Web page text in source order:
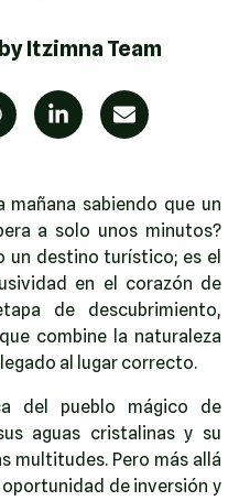
byItzimna Team
mañana sabiendo que un
a solo unos minutos?
un destino turístico; es el
en el corazón de
de descubrimiento,
combine la naturaleza
al lugar correcto.
del pueblo mágico de
aguas cristalinas y su
multitudes. Pero más allá
de inversión y